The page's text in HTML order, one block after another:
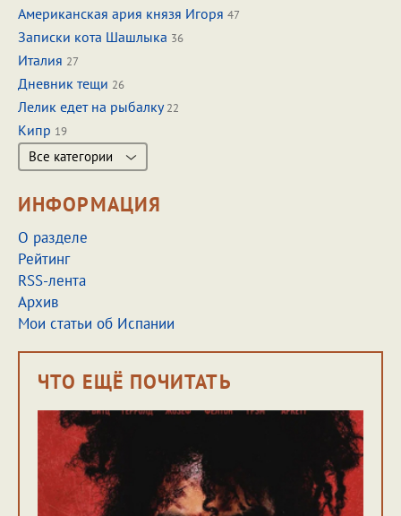
Американская ария князя Игоря 47
Записки кота Шашлыка 36
Италия 27
Дневник тещи 26
Лелик едет на рыбалку22
Кипр 19
Все категории
ИНФОРМАЦИЯ
О разделе
Рейтинг
RSS-лента
Архив
Мои статьи об Испании
ЧТО ЕЩЁ ПОЧИТАТЬ